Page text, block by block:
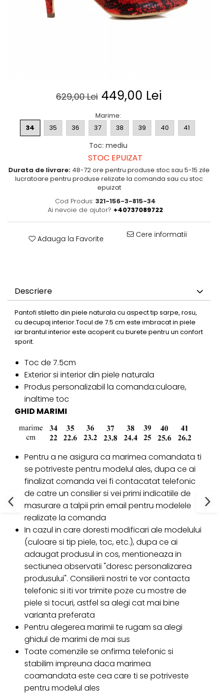
629,00 Lei 449,00 Lei
Marime:
34
35 36 37 38 39 40 41
Toc: mediu
STOC EPUIZAT
Durata de livrare: 48-72 ore pentru produse stoc sau 5-15 zile
lucratoare pentru produse relizate la comanda sau cu stoc
epuizat
Cod Produs: 321-156-3-815-34
Ai nevoie de ajutor? +40737089722
Adauga la Favorite Cere informatii
Descriere
Pantofi stiletto din piele naturala cu aspect tip sarpe, rosu,
cu decupaj interior.Tocul de 7.5 cm este imbracat in piele
iar brantul interior este acoperit cu burete pentru un confort
sporit.
Toc de 7.5cm
Exterior si interior din piele naturala
Produs personalizabil la comanda:culoare,
inaltime toc
GHID MARIMI
Pentru a ne asigura ca marimea comandata ti
se potriveste pentru modelul ales, dupa ce ai
finalizat comanda vei fi contacatat telefonic
de catre un consilier si vei primi indicatiile de
masurare a talpii prin email pentru modelele
realizate la comanda
In cazul in care doresti modificari ale modelului
(culoare si tip piele, toc, etc.), dupa ce ai
adaugat produsul in cos, mentioneaza in
sectiunea observatii "doresc personalizarea
produsului". Consilierii nostri te vor contacta
telefonic si iti vor trimite poze cu mostre de
piele si tocuri, astfel sa alegi cat mai bine
varianta preferata
Pentru alegerea marimii te rugam sa alegi
ghidul de marimi de mai sus
Toate comenzile se onfirma telefonic si
stabilim impreuna daca marimea
coamandata este cea care ti se potriveste
pentru modelul ales